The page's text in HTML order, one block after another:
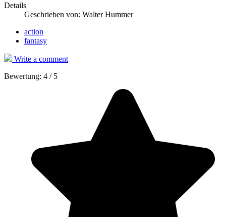
Details
Geschrieben von: Walter Hummer
action
fantasy
Write a comment
Bewertung: 4 / 5